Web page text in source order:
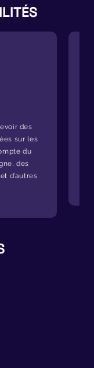
des
sur les
du
des
d’autres